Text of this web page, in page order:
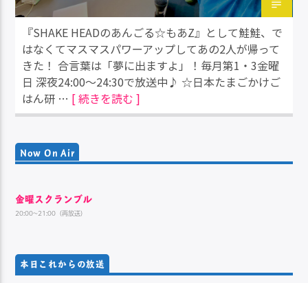
『SHAKE HEADのあんごる☆もあZ』として鮭鮭、で
はなくてマスマスパワーアップしてあの2人が帰って
きた！ 合言葉は「夢に出ますよ」！毎月第1・3金曜
日 深夜24:00～24:30で放送中♪ ☆日本たまごかけご
はん研 … [ 続きを読む ]
Now On Air
金曜スクランブル
20:00~21:00（再放送）
本日これからの放送